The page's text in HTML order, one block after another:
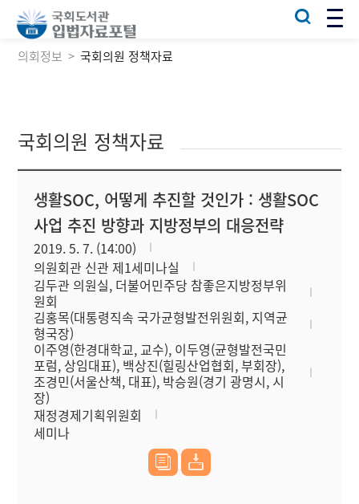
의회정보 국회의원 정책자료
국회의원 정책자료
생활SOC, 어떻게 추진할 것인가 : 생활SOC
사업 추진 방향과 지방정부의 대응전략
2019. 5. 7. (14:00)
의원회관 신관 제1세미나실
김두관 의원실, 더불어민주당 참좋은지방정부위
원회
김홍목(대통령직속 국가균형발전위원회, 지역균
형국장)
이주영(한경대학교, 교수), 이두영(균형발전국민
포럼, 상임대표), 백상진(힐링산업협회, 부회장),
조경민(서울산책, 대표), 박승원(경기 광명시, 시
장)
재정경제기획위원회
세미나